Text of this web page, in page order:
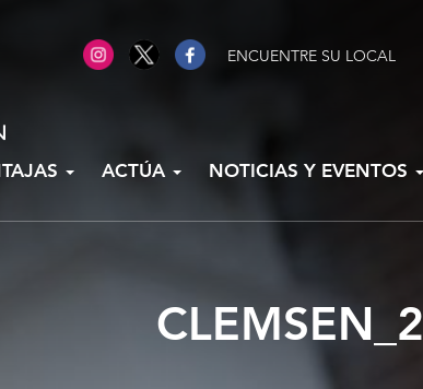
ENCUENTRE SU LOCAL
ACTÚA NOTICIAS Y EVENTOS
CLEMSEN_2